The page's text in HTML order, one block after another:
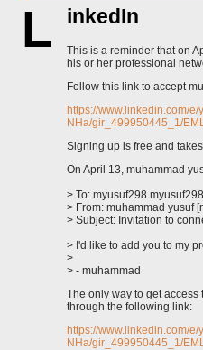
L inkedIn
This is a reminder that on
his or her professional
Follow this link to accept
https://www.linkedin.com/
NHa/gir_499950445_1/
Signing up is free and
On April 13, muhammad
> To:
> From: muhammad yusuf
> Subject: Invitation to
> I'd like to add you to my
>
> - muhammad
The only way to get
through the following link:
https://www.linkedin.com/
NHa/gir_499950445_1/